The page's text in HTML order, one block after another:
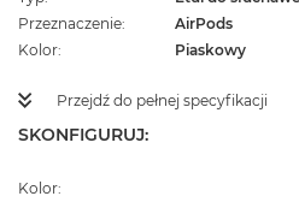
Przeznaczenie
AirPods
Kolor
Piaskowy
Przejdź do pełnej specyfikacji
SKONFIGURUJ:
Kolor: